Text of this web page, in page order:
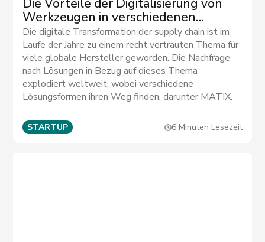
Die Vorteile der Digitalisierung von
Werkzeugen in verschiedenen
Fertigungsbereichen
Die digitale Transformation der supply chain ist im
Laufe der Jahre zu einem recht vertrauten Thema für
viele globale Hersteller geworden. Die Nachfrage
nach Lösungen in Bezug auf dieses Thema
explodiert weltweit, wobei verschiedene
Lösungsformen ihren Weg finden, darunter MATIX.
STARTUP 6 Minuten Lesezeit